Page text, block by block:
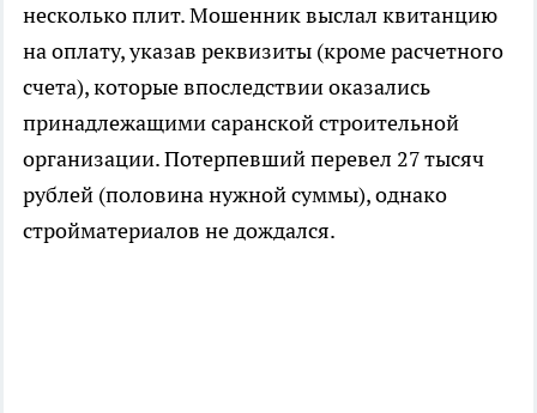
несколько плит. Мошенник выслал квитанцию
на оплату, указав реквизиты (кроме расчетного
счета), которые впоследствии оказались
принадлежащими саранской строительной
организации. Потерпевший перевел 27 тысяч
рублей (половина нужной суммы), однако
стройматериалов не дождался.